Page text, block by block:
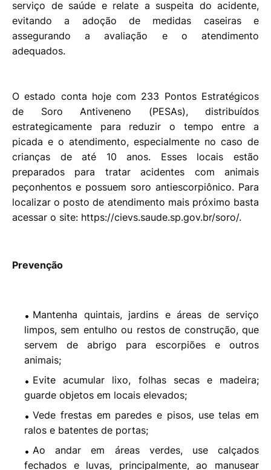
serviço de saúde e relate a suspeita do acidente,
evitando a adoção de medidas caseiras e
assegurando a avaliação e o atendimento
adequados.
O estado conta hoje com 233 Pontos Estratégicos
de Soro Antiveneno (PESAs), distribuídos
estrategicamente para reduzir o tempo entre a
picada e o atendimento, especialmente no caso de
crianças de até 10 anos. Esses locais estão
preparados para tratar acidentes com animais
peçonhentos e possuem soro antiescorpiônico. Para
localizar o posto de atendimento mais próximo basta
acessar o site: https://cievs.saude.sp.gov.br/soro/.
Prevenção
Mantenha quintais, jardins e áreas de serviço
limpos, sem entulho ou restos de construção, que
servem de abrigo para escorpiões e outros
animais;
Evite acumular lixo, folhas secas e madeira;
guarde objetos em locais elevados;
Vede frestas em paredes e pisos, use telas em
ralos e batentes de portas;
Ao andar em áreas verdes, use calçados
fechados e luvas, principalmente, ao manusear